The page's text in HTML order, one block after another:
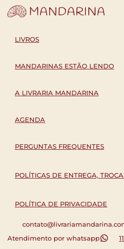
LIVROS
MANDARINAS ESTÃO LENDO
A LIVRARIA MANDARINA
AGENDA
PERGUNTAS FREQUENTES
POLÍTICAS DE ENTREGA,
POLÍTICA DE PRIVACIDADE
Atendimento por whatsapp